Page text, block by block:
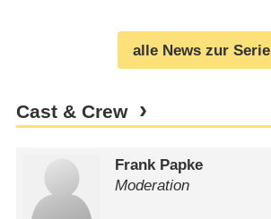
alle News zur Serie
Cast & Crew
Frank Papke
Moderation